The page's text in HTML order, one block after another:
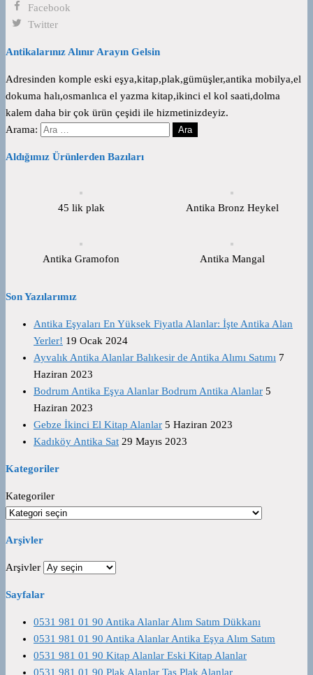
Facebook
Twitter
Antikalarınız Alınır Arayın Gelsin
Adresinden komple eski eşya,kitap,plak,gümüşler,antika mobilya,el
dokuma halı,osmanlıca el yazma kitap,ikinci el kol saati,dolma
kalem daha bir çok ürün çeşidi ile hizmetinizdeyiz.
Arama:
Aldığımız Ürünlerden Bazıları
45 lik plak Antika Bronz Heykel
Antika Gramofon Antika Mangal
Son Yazılarımız
Antika Eşyaları En Yüksek Fiyatla Alanlar: İşte Antika Alan
Yerler! 19 Ocak 2024
Ayvalık Antika Alanlar Balıkesir de Antika Alımı Satımı 7
Haziran 2023
Bodrum Antika Eşya Alanlar Bodrum Antika Alanlar 5
Haziran 2023
Gebze İkinci El Kitap Alanlar 5 Haziran 2023
Kadıköy Antika Sat 29 Mayıs 2023
Kategoriler
Kategoriler
Arşivler
Arşivler
Sayfalar
0531 981 01 90 Antika Alanlar Alım Satım Dükkanı
0531 981 01 90 Antika Alanlar Antika Eşya Alım Satım
0531 981 01 90 Kitap Alanlar Eski Kitap Alanlar
0531 981 01 90 Plak Alanlar Taş Plak Alanlar